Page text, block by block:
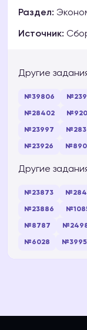
Раздел:
Источник:
Другие
№39806
№28402
№23997
№23926
Другие
№23873
№23886
№8787
№6028